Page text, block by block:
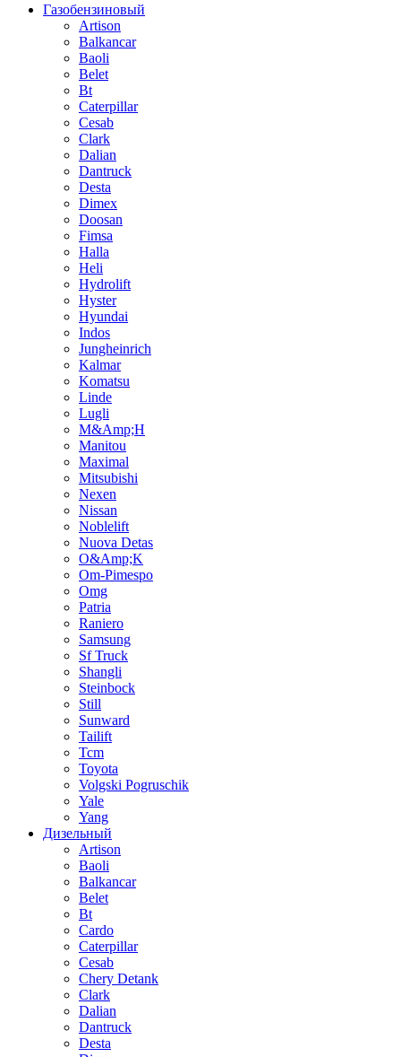
Газобензиновый
Artison
Balkancar
Baoli
Belet
Bt
Caterpillar
Cesab
Clark
Dalian
Dantruck
Desta
Dimex
Doosan
Fimsa
Halla
Heli
Hydrolift
Hyster
Hyundai
Indos
Jungheinrich
Kalmar
Komatsu
Linde
Lugli
M&Amp;H
Manitou
Maximal
Mitsubishi
Nexen
Nissan
Noblelift
Nuova Detas
O&Amp;K
Om-Pimespo
Omg
Patria
Raniero
Samsung
Sf Truck
Shangli
Steinbock
Still
Sunward
Tailift
Tcm
Toyota
Volgski Pogruschik
Yale
Yang
Дизельный
Artison
Baoli
Balkancar
Belet
Bt
Cardo
Caterpillar
Cesab
Chery Detank
Clark
Dalian
Dantruck
Desta